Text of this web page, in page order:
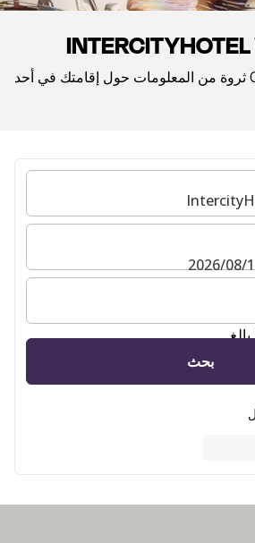
ستجد في Guest Guide ثروة من المعلومات حول إقامتك في أحد
10‏/
لإقامتك
بحث